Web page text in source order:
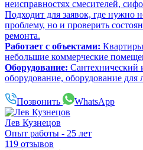
неисправностях смесителей,
Подходит для заявок, где нужно
проблему, но и проверить
ремонта.
Работает с объектами:
небольшие коммерческие
Оборудование: Сантехнический
оборудование, оборудование для
Позвонить WhatsApp
Лев Кузнецов
Опыт работы - 25 лет
119 отзывов